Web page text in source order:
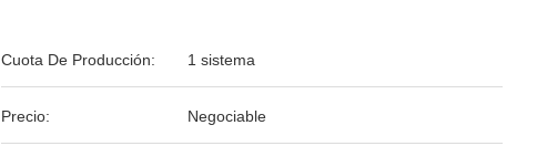
Cuota De Producción: 1 sistema
Precio: Negociable